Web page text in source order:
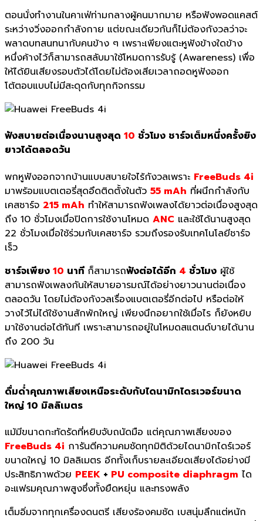
ตอนนั่งทำงานในคาเฟ่ท่ามกลางผู้คนมากมาย หรือฟังพอดแคสต์
ระหว่างวิ่งออกกำลังกาย แต่ขณะเดียวกันก็ไม่ต้องกังวลว่าจะ
พลาดบทสนทนากับคนข้าง ๆ เพราะเพียงแตะหูฟังข้างใดข้าง
หนึ่งค้างไว้ก็สามารถสลับมาใช้โหมดการรับรู้ (Awareness) เพื่อ
ให้ได้ยินเสียงรอบตัวได้โดยไม่ต้องเสียเวลาถอดหูฟังออก
โต้ตอบแบบไม่มีสะดุดกับทุกกิจกรรม
ฟังสบายต่อเนื่องนานสูงสุด 10 ชั่วโมง ชาร์จเต็มหนึ่งครั้งยิง
ยาวได้ตลอดวัน
พกหูฟังออกจากบ้านแบบสบายใจไร้กังวลเพราะ FreeBuds 4i
มาพร้อมแบตเตอรี่สุดอึดติดตั้งในตัว 55 mAh ที่ผนึกกำลังกับ
เคสชาร์จ 215 mAh ทำให้สามารถฟังเพลงได้ยาวต่อเนื่องสูงสุด
ถึง 10 ชั่วโมงเมื่อปิดการใช้งานโหมด ANC และใช้ได้นานสูงสุด
22 ชั่วโมงเมื่อใช้ร่วมกับเคสชาร์จ รวมถึงรองรับเทคโนโลยีชาร์จ
เร็ว
ชาร์จเพียง 10 นาที ก็สามารถฟังต่อได้อีก 4 ชั่วโมง ผู้ใช้
สามารถฟังเพลงกันให้สบายอารมณ์ได้อย่างยาวนานต่อเนื่อง
ตลอดวัน โดยไม่ต้องกังวลเรื่องแบตเตอรี่อีกต่อไป หรือต่อให้
วางไว้ไม่ได้ใช้งานสักพักใหญ่ เพียงนึกอยากใช้เมื่อไร ก็ยังหยิบ
มาใช้งานต่อได้ทันที เพราะสามารถอยู่ในโหมดสแตนด์บายได้นาน
ถึง 200 วัน
ดื่มด่ำคุณภาพเสียงเหนือระดับกับไดนามิกไดรเวอร์ขนาด
ใหญ่ 10 มิลลิเมตร
แม้มีขนาดกะทัดรัดที่หยิบจับถนัดมือ แต่คุณภาพเสียงของ
FreeBuds 4i การันตีความคมชัดทุกมิติด้วยไดนามิกไดร์เวอร์
ขนาดใหญ่ 10 มิลลิเมตร อีกทั้งเก็บรายละเอียดเสียงได้อย่างมี
ประสิทธิภาพด้วย PEEK + PU composite diaphragm ได
อะแฟรมคุณภาพสูงซึ่งทั้งยืดหยุ่น และทรงพลัง
เต็มอิ่มจากทุกเครื่องดนตรี เสียงร้องคมชัด เบสนุ่มลึกแต่หนัก